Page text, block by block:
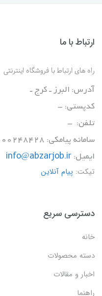
ارتباط با ما
راه های ارتباط با فروشگاه اینترنتی
آدرس: البرز ـ کرج ـ
کدپستی: -
تلفن: -
سامانه پیامکی: 5000248428
ایمیل: info@abzarjob.ir
تیکت: پیام آنلاین
دسترسی سریع
خانه
دسته محصولات
اخبار و مقالات
راهنما